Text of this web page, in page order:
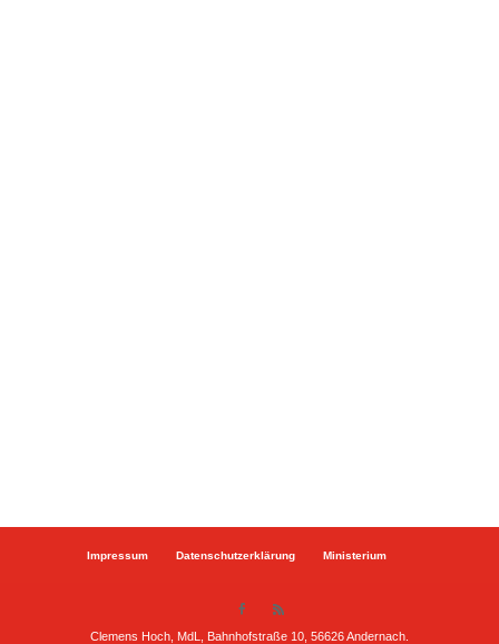
Impressum Datenschutzerklärung Ministerium
Clemens Hoch, MdL, Bahnhofstraße 10, 56626 Andernach.